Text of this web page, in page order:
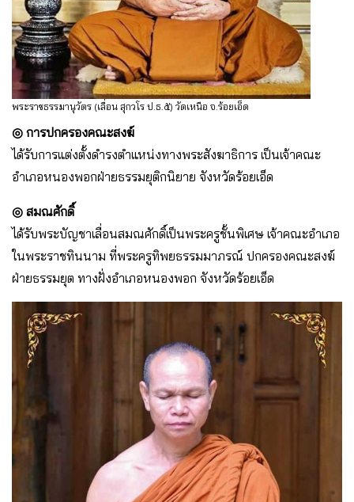
พระราชธรรมานุวัตร (เลื่อน สุกวโร ป.ธ.๕) วัดเหนือ จ.ร้อยเอ็ด
◎ การปกครองคณะสงฆ์
ได้รับการแต่งตั้งดำรงตำแหน่งทางพระสังฆาธิการ เป็นเจ้าคณะ
อำเภอหนองพอกฝ่ายธรรมยุติกนิยาย จังหวัดร้อยเอ็ด
◎ สมณศักดิ์
ได้รับพระบัญชาเลื่อนสมณศักดิ์เป็นพระครูชั้นพิเศษ เจ้าคณะอำเภอ
ในพระราชทินนาม ที่พระครูทิพยธรรมมาภรณ์ ปกครองคณะสงฆ์
ฝ่ายธรรมยุต ทางฝั่งอำเภอหนองพอก จังหวัดร้อยเอ็ด